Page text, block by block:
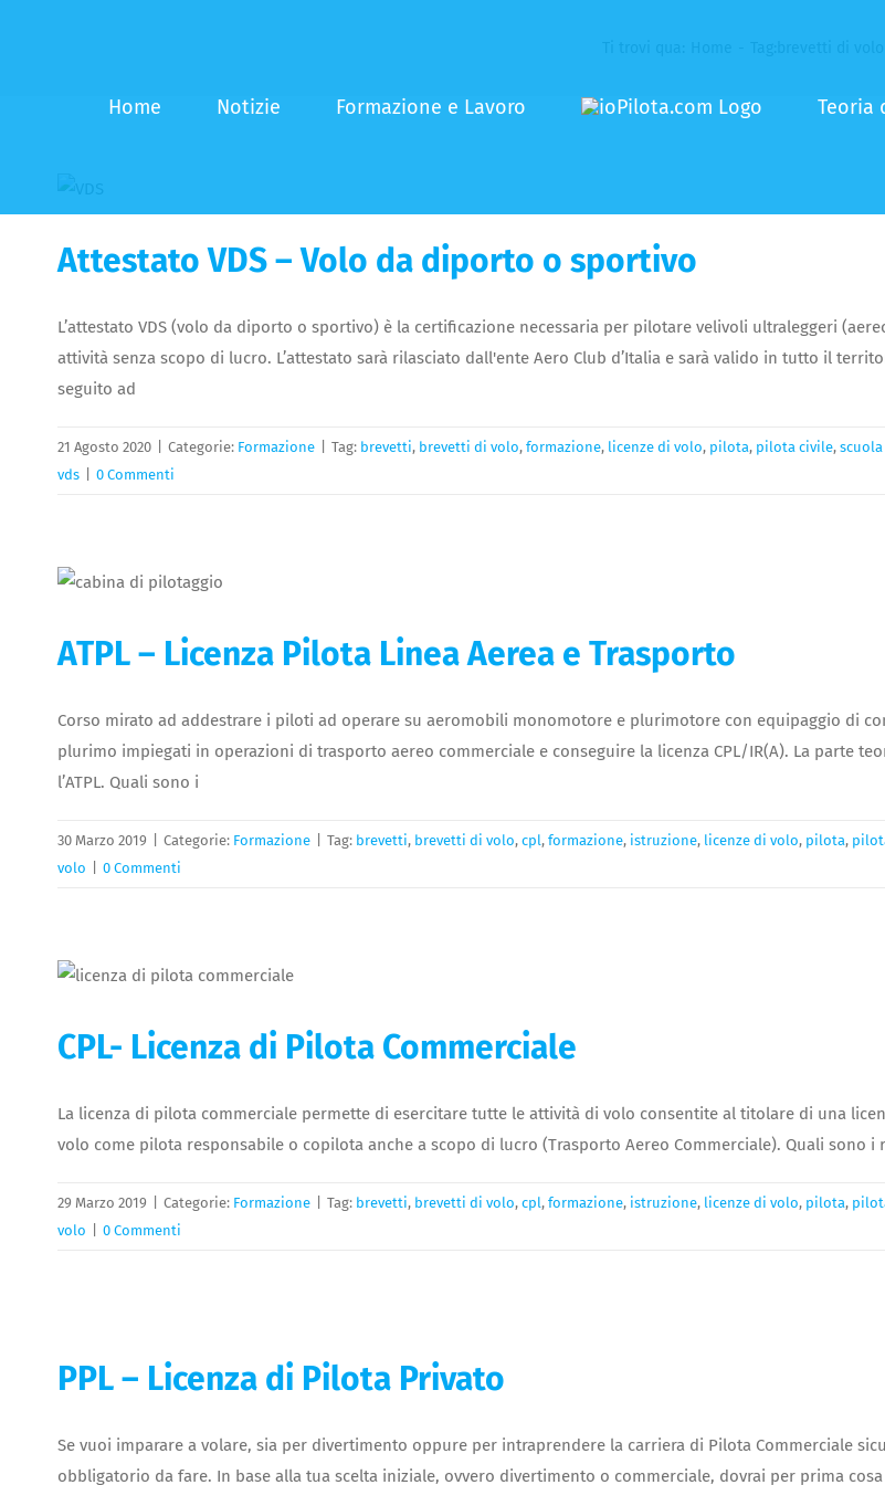
Home Notizie Formazione e Lavoro Teoria
Attestato VDS – Volo da diporto o sportivo
L’attestato VDS (volo da diporto o sportivo) è la certificazione necessaria per pilotare velivoli ultraleggeri
attività senza scopo di lucro. L’attestato sarà rilasciato dall'ente Aero Club d’Italia e sarà valido in tutto il
seguito ad
21 Agosto 2020 Categorie: Formazione Tag: brevetti, brevetti di volo, formazione, licenze di volo, pilota, pilota civile,
vds
0 Commenti
ATPL – Licenza Pilota Linea Aerea e Trasporto
Corso mirato ad addestrare i piloti ad operare su aeromobili monomotore e plurimotore con equipaggio di
plurimo impiegati in operazioni di trasporto aereo commerciale e conseguire la licenza CPL/IR(A). La parte
l’ATPL. Quali sono i
30 Marzo 2019 Categorie: Formazione Tag: brevetti, brevetti di volo, cpl, formazione, istruzione, licenze di volo, pilota,
volo
0 Commenti
CPL- Licenza di Pilota Commerciale
La licenza di pilota commerciale permette di esercitare tutte le attività di volo consentite al titolare di una
volo come pilota responsabile o copilota anche a scopo di lucro (Trasporto Aereo Commerciale). Quali sono
29 Marzo 2019 Categorie: Formazione Tag: brevetti, brevetti di volo, cpl, formazione, istruzione, licenze di volo, pilota,
volo
0 Commenti
PPL – Licenza di Pilota Privato
Se vuoi imparare a volare, sia per divertimento oppure per intraprendere la carriera di Pilota Commerciale
obbligatorio da fare. In base alla tua scelta iniziale, ovvero divertimento o commerciale, dovrai per prima